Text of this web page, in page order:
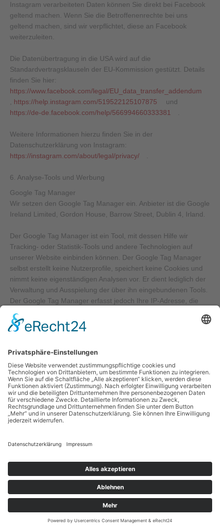
Instagram verarbeiteten Daten können Sie direkt bei Facebook
geltend machen. Wenn Sie die Betroffenenrechte bei uns
geltend machen, sind wir verpflichtet, diese an Facebook
weiterzuleiten.
Die Datenübertragung in die USA wird auf die
Standardvertragsklauseln der EU-Kommission gestützt. Details
finden Sie hier:
https://www.facebook.com/legal/EU_data_transfer_addendum
https://help.instagram.com/519522125107875
und
https://de-de.facebook.com/help/566994660333381
Weitere Informationen hierzu finden Sie in der
Datenschutzerklärung von Instagram:
https://instagram.com/about/legal/privacy/
6. Analyse-Tools und Werbung
Google Tag Manager
Wir setzen den Google Tag Manager ein. Anbieter ist die Google
Ireland Limited, Gordon House, Barrow Street, Dublin 4, Irland.
Der Google Tag Manager ist ein Tool, mit dessen Hilfe wir
Tracking- oder Statistik-Tools und andere Technologien auf
unserer Website einbinden können. Der Google Tag Manager
selbst erstellt keine Nutzerprofile, speichert keine Cookies und
nimmt keine eigenständigen Analysen vor. Er dient lediglich der
Verwaltung und Ausspielung der über ihn eingebundenen Tools.
Der Google Tag Manager erfasst jedoch Ihre IP-Adresse, die
auch an das Mutterunternehmen von Google in die Vereinigten
Staaten übertragen werden kann.
von Art. 6 Abs. 1 lit. f DSGVO. Der Websitebetreiber hat ein
berechtigtes Interesse an einer schnellen und unkomplizierten
Einbindung und Verwaltung verschiedener Tools auf seiner
Website. Sofern eine entsprechende Einwilligung abgefragt
wurde, erfolgt die Verarbeitung ausschließlich auf Grundlage
von Art. 6 Abs. 1 lit. a DSGVO und § 25 Abs. 1 TDDDG, soweit
die Einwilligung die Speicherung von Cookies oder den Zugriff
Fingerprinting) im Sinne des TDDDG umfasst. Die Einwilligung
Diese Website nutzt Funktionen des Webanalysedienstes
Google Analytics. Anbieter ist die Google Ireland Limited
(„Google“), Gordon House, Barrow Street, Dublin 4, Irland.